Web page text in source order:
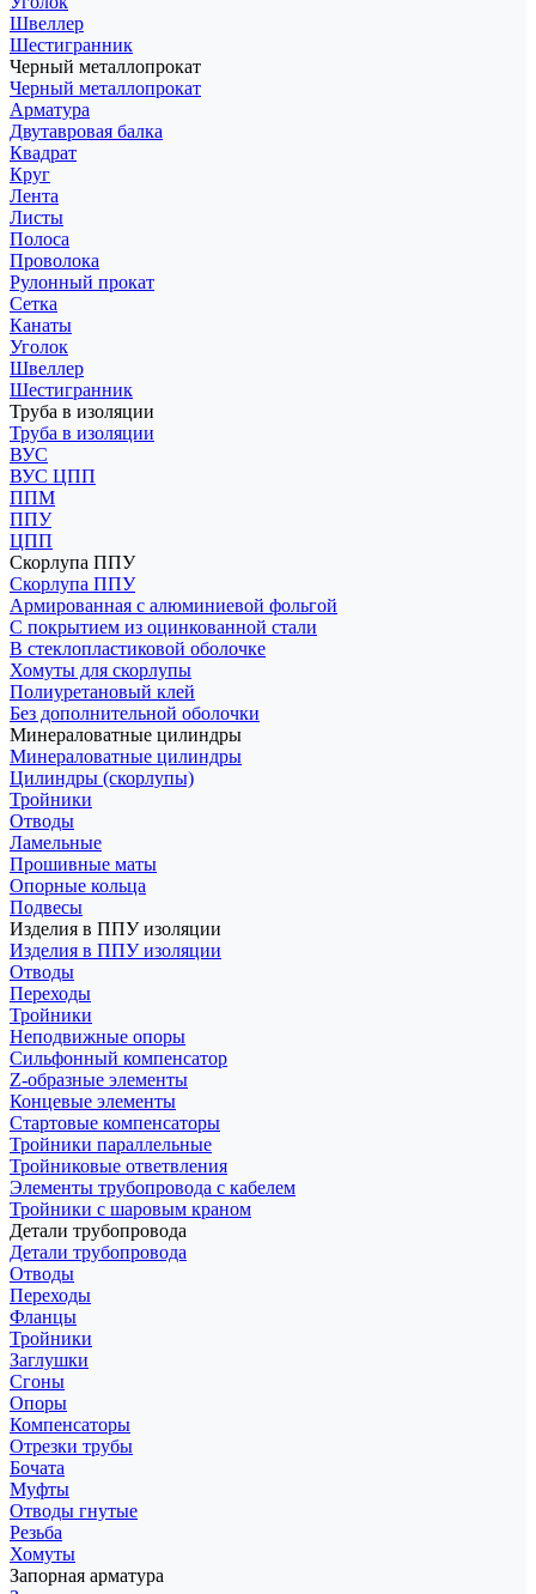
Швеллер
Шестигранник
Черный металлопрокат
Черный металлопрокат
Арматура
Двутавровая балка
Квадрат
Круг
Лента
Листы
Полоса
Проволока
Рулонный прокат
Сетка
Канаты
Уголок
Швеллер
Шестигранник
Труба в изоляции
Труба в изоляции
ВУС
ВУС ЦПП
ППМ
ППУ
ЦПП
Скорлупа ППУ
Скорлупа ППУ
Армированная с алюминиевой фольгой
С покрытием из оцинкованной стали
В стеклопластиковой оболочке
Хомуты для скорлупы
Полиуретановый клей
Без дополнительной оболочки
Минераловатные цилиндры
Минераловатные цилиндры
Цилиндры (скорлупы)
Тройники
Отводы
Ламельные
Прошивные маты
Опорные кольца
Подвесы
Изделия в ППУ изоляции
Изделия в ППУ изоляции
Отводы
Переходы
Тройники
Неподвижные опоры
Cильфонный компенсатор
Z-образные элементы
Концевые элементы
Стартовые компенсаторы
Тройники параллельные
Тройниковые ответвления
Элементы трубопровода с кабелем
Тройники с шаровым краном
Детали трубопровода
Детали трубопровода
Отводы
Переходы
Фланцы
Тройники
Заглушки
Сгоны
Опоры
Компенсаторы
Отрезки трубы
Бочата
Муфты
Отводы гнутые
Резьба
Хомуты
Запорная арматура